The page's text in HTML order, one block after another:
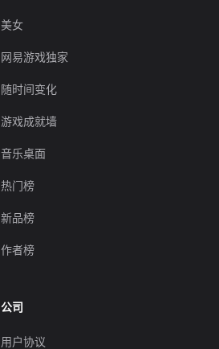
美女
网易游戏独家
随时间变化
游戏成就墙
音乐桌面
热门榜
新品榜
作者榜
公司
用户协议